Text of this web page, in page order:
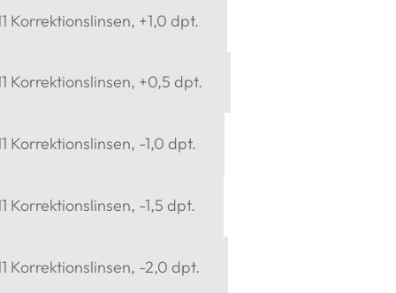
Korrektionslinsen, +1,0 dpt.
Korrektionslinsen, +0,5 dpt.
Korrektionslinsen, -1,0 dpt.
Korrektionslinsen, -1,5 dpt.
Korrektionslinsen, -2,0 dpt.